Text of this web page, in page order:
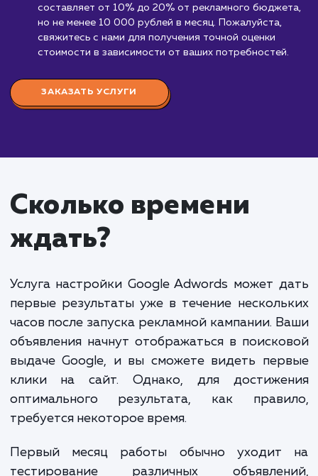
Стоимость настройки и
ведение Google
привлечь новую аудиторию и увеличить продажи.
Настройка включает в себя определение
слов, сегментацию аудитории, создание
постоянном анализе и оптимизации рекламной
ваших инвестиций.
Стоимость услуг зависит от объема работы и
сложности проекта. В среднем, стоимость
Google Adwords начинается от 15 000 рублей.
Стоимость ведения рекламной кампании обычно
составляет от 10% до 20% от рекламного
свяжитесь с нами для получения точной оценки
стоимости в зависимости от ваших